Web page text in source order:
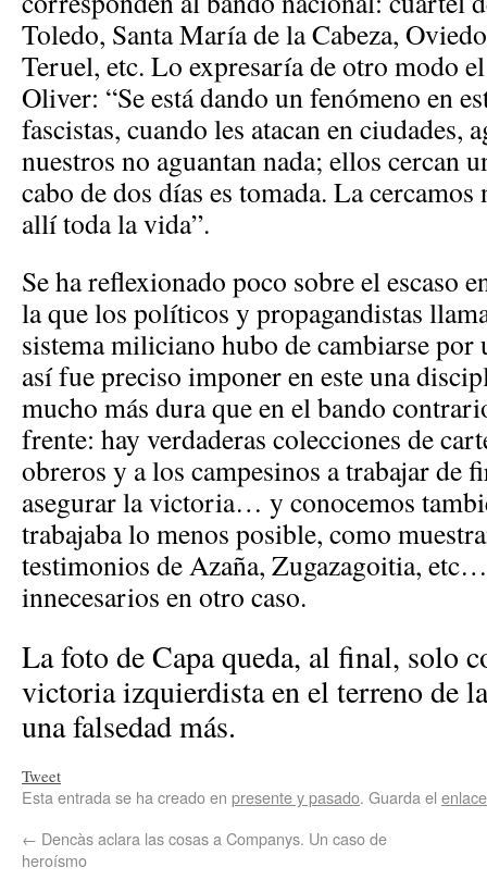
Toledo, Santa María de la Cabeza,
Teruel, etc. Lo expresaría de otro modo
Oliver: “Se está dando un fenómeno en
fascistas, cuando les atacan en ciudades,
nuestros no aguantan nada; ellos cercan
cabo de dos días es tomada. La
allí toda la vida”.
Se ha reflexionado poco sobre el escaso
la que los políticos y propagandistas
sistema miliciano hubo de cambiarse
así fue preciso imponer en este una
mucho más dura que en el bando
frente: hay verdaderas colecciones de
obreros y a los campesinos a trabajar de
asegurar la victoria… y conocemos
trabajaba lo menos posible, como
testimonios de Azaña, Zugazagoitia,
innecesarios en otro caso.
La foto de Capa queda, al final, solo
victoria izquierdista en el terreno de
una falsedad más.
Tweet
Esta entrada se ha creado en presente y pasado. Guarda el
← Dencàs aclara las cosas a Companys. Un caso de
heroísmo